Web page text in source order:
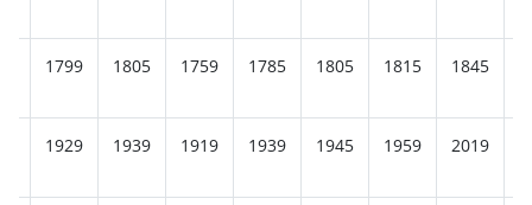
1799 1805 1759 1785 1805 1815 1845
1929 1939 1919 1939 1945 1959 2019